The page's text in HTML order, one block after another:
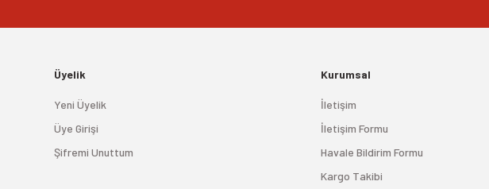
Üyelik
Yeni Üyelik
Üye Girişi
Şifremi Unuttum
Kurumsal
İletişim
İletişim Formu
Havale Bildirim Formu
Kargo Takibi